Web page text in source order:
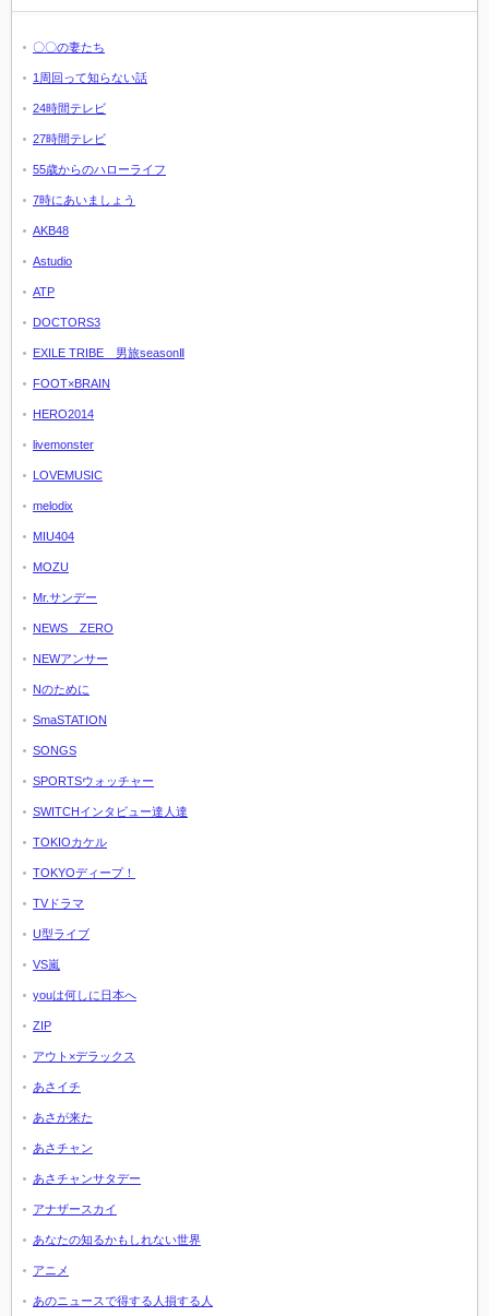
〇〇の妻たち
1周回って知らない話
24時間テレビ
27時間テレビ
55歳からのハローライフ
7時にあいましょう
AKB48
Astudio
ATP
DOCTORS3
EXILE TRIBE 男旅seasonⅡ
FOOT×BRAIN
HERO2014
livemonster
LOVEMUSIC
melodix
MIU404
MOZU
Mr.サンデー
NEWS ZERO
NEWアンサー
Nのために
SmaSTATION
SONGS
SPORTSウォッチャー
SWITCHインタビュー達人達
TOKIOカケル
TOKYOディープ！
TVドラマ
U型ライブ
VS嵐
youは何しに日本へ
ZIP
アウト×デラックス
あさイチ
あさが来た
あさチャン
あさチャンサタデー
アナザースカイ
あなたの知るかもしれない世界
アニメ
あのニュースで得する人損する人